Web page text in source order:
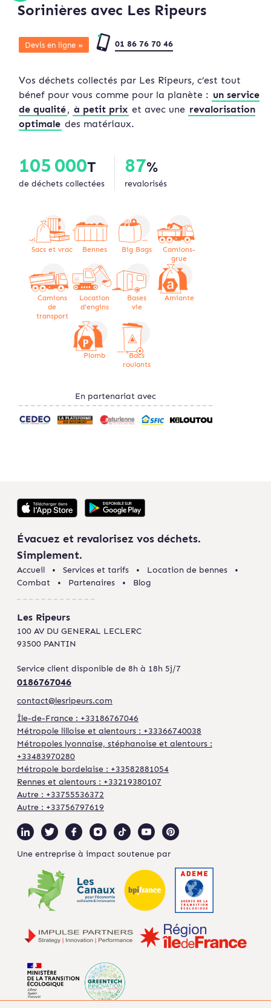
Sorinières avec Les Ripeurs
Devis en ligne » 01 86 76 70 46
Vos déchets collectés par Les Ripeurs, c’est tout
bénef pour vous comme pour la planète : un service
de qualité, à petit prix et avec une revalorisation
optimale des matériaux.
105 000T
de déchets collectées
87%
revalorisés
Sacs et vrac Bennes Big Bags
Camions-
grue
Camions
de
transport
Location
d'engins
Bases
vie
Amiante
Plomb
Bacs
roulants
En partenariat avec
Évacuez et revalorisez vos déchets.
Simplement.
Accueil Services et tarifs
Location de bennes
Combat
Partenaires Blog
Les Ripeurs
100 AV DU GENERAL LECLERC
93500 PANTIN
Service client disponible de 8h à 18h 5j/7
0186767046
contact@lesripeurs.com
Île-de-France : +33186767046
Métropole lilloise et alentours : +33366740038
Métropoles lyonnaise, stéphanoise et alentours :
+33483970280
Métropole bordelaise : +33582881054
Rennes et alentours : +33219380107
Autre : +33755536372
Autre : +33756797619
Une entreprise à impact soutenue par